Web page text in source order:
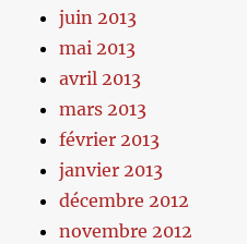
juin 2013
mai 2013
avril 2013
mars 2013
février 2013
janvier 2013
décembre 2012
novembre 2012